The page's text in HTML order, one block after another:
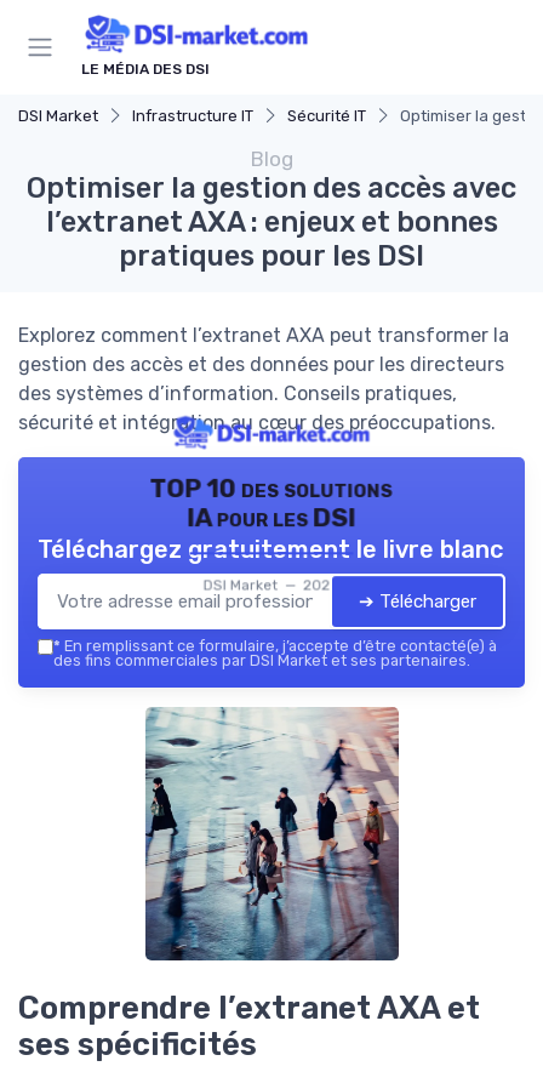
LE MÉDIA DES DSI
DSI Market Infrastructure IT Sécurité IT Optimiser la
Blog
Optimiser la gestion des accès avec
l’extranet AXA : enjeux et bonnes
pratiques pour les DSI
Explorez comment l’extranet AXA peut transformer la
gestion des accès et des données pour les directeurs
des systèmes d’information. Conseils pratiques,
sécurité et intégration au cœur des préoccupations.
TOP 10 des solutions
IA pour les DSI
DSI Market — 2026
Téléchargez gratuitement le livre blanc
➔ Télécharger
* En remplissant ce formulaire, j’accepte d’être contacté(e) à
des fins commerciales par DSI Market et ses partenaires.
Comprendre l’extranet AXA et
ses spécificités
Panneau de gestion des cookies